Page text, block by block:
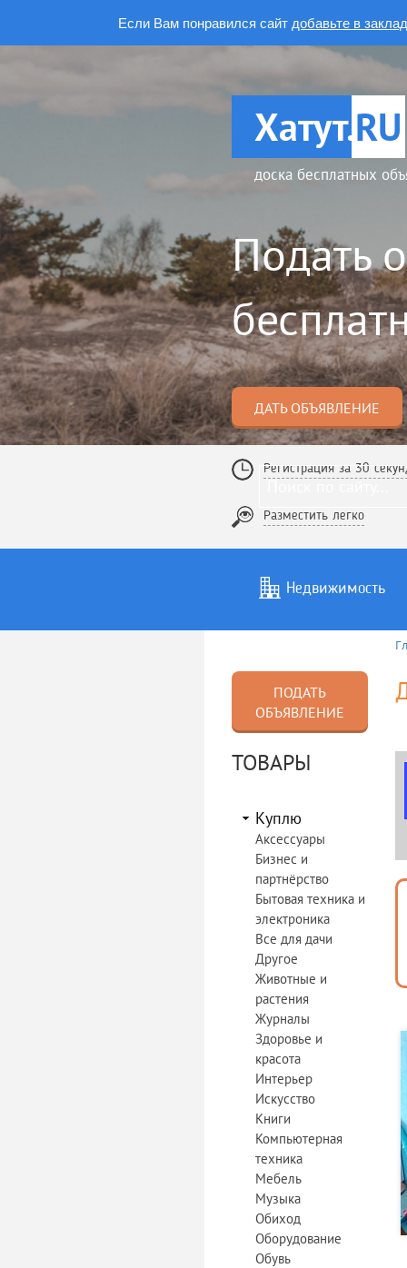
Если Вам понравился сайт добавьте в
Хатут.RU
доска бесплатных
Подать
ДАТЬ ОБЪЯВЛЕНИЕ
Регистрация за 30
Разместить легко
Недвижимость
Услуги
ПОДАТЬ
ОБЪЯВЛЕНИЕ
ТОВАРЫ
Куплю
Аксессуары
Бизнес и
партнёрство
Бытовая техника и
электроника
Все для дачи
Другое
Животные и
растения
Журналы
Здоровье и
красота
Интерьер
Искусство
Книги
Компьютерная
техника
Мебель
Музыка
Обиход
Оборудование
Обувь